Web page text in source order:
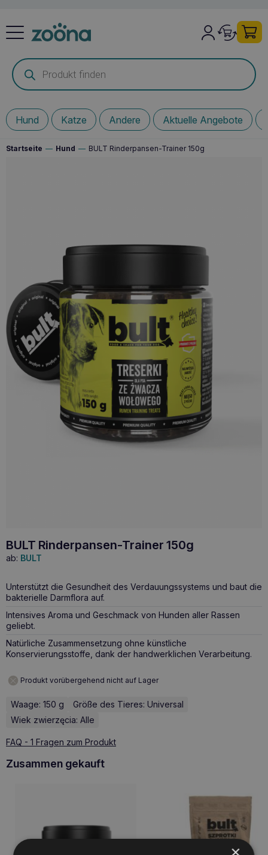
Products
search
Hund Katze Andere Aktuelle Angebote
Startseite — Hund — BULT Rinderpansen-Trainer 150g
BULT Rinderpansen-Trainer 150g
ab: BULT
Unterstützt die Gesundheit des Verdauungssystems und baut die
bakterielle Darmflora auf.
Intensives Aroma und Geschmack von Hunden aller Rassen
geliebt.
Natürliche Zusammensetzung ohne künstliche
Konservierungsstoffe, dank der handwerklichen Verarbeitung.
Produkt vorübergehend nicht auf Lager
Waage: 150 g
Größe des Tieres: Universal
Wiek zwierzęcia: Alle
FAQ - 1 Fragen zum Produkt
Zusammen gekauft